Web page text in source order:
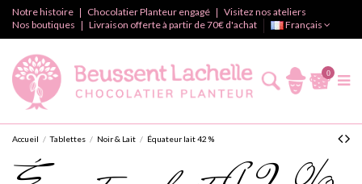
Notre histoire Chocolatier Planteur engagé
Visitez nos ateliers
Nos boutiques
Livraison offerte à partir de 70€ d'achat Français
0
Accueil Tablettes Noir & Lait Équateur lait 42 %